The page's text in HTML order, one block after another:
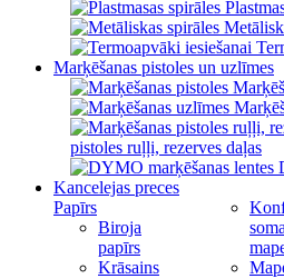
Marķēšanas pistoles un uzlīmes
pistoles ruļļi, rezerves daļas
Kancelejas preces
Papīrs
Biroja
papīrs
Krāsains